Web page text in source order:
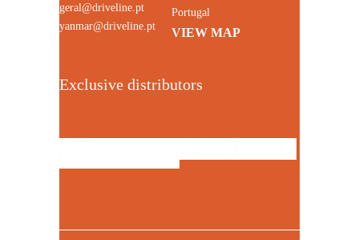
geral@driveline.pt
yanmar@driveline.pt
Portugal
VIEW MAP
Exclusive distributors